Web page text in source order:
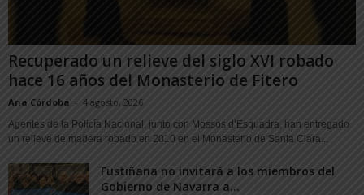
Recuperado un relieve del siglo XVI robado
hace 16 años del Monasterio de Fitero
Ana Córdoba - 4 agosto, 2026
Agentes de la Policía Nacional, junto con Mossos d’Esquadra, han entregado
un relieve de madera robado en 2010 en el Monasterio de Santa Clara...
Fustiñana no invitará a los miembros del
Gobierno de Navarra a...